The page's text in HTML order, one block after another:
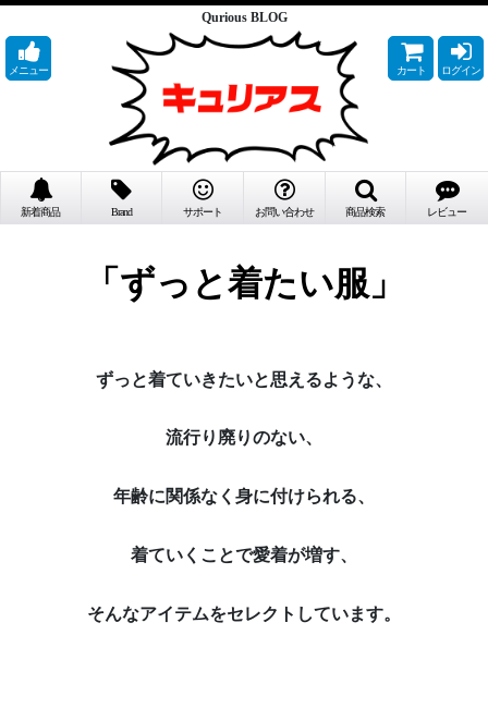
Qurious BLOG
「ずっと着たい服」
ずっと着ていきたいと思えるような、
流行り廃りのない、
年齢に関係なく身に付けられる、
着ていくことで愛着が増す、
そんなアイテムをセレクトしています。
メニュー カート ログイン
新着商品 Brand サポート お問い合わせ 商品検索 レビュー